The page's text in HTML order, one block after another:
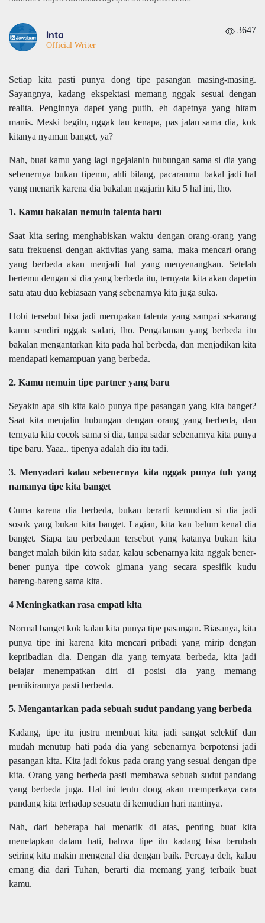
Inta
Official Writer
3647
Setiap kita pasti punya dong tipe pasangan masing-masing.
Sayangnya, kadang ekspektasi memang nggak sesuai dengan
realita. Penginnya dapet yang putih, eh dapetnya yang hitam
manis. Meski begitu, nggak tau kenapa, pas jalan sama dia, kok
kitanya nyaman banget, ya?
Nah, buat kamu yang lagi ngejalanin hubungan sama si dia yang
sebenernya bukan tipemu, ahli bilang, pacaranmu bakal jadi hal
yang menarik karena dia bakalan ngajarin kita 5 hal ini, lho.
1. Kamu bakalan nemuin talenta baru
Saat kita sering menghabiskan waktu dengan orang-orang yang
satu frekuensi dengan aktivitas yang sama, maka mencari orang
yang berbeda akan menjadi hal yang menyenangkan. Setelah
bertemu dengan si dia yang berbeda itu, ternyata kita akan dapetin
satu atau dua kebiasaan yang sebenarnya kita juga suka.
Hobi tersebut bisa jadi merupakan talenta yang sampai sekarang
kamu sendiri nggak sadari, lho. Pengalaman yang berbeda itu
bakalan mengantarkan kita pada hal berbeda, dan menjadikan kita
mendapati kemampuan yang berbeda.
2. Kamu nemuin tipe partner yang baru
Seyakin apa sih kita kalo punya tipe pasangan yang kita banget?
Saat kita menjalin hubungan dengan orang yang berbeda, dan
ternyata kita cocok sama si dia, tanpa sadar sebenarnya kita punya
tipe baru. Yaaa.. tipenya adalah dia itu tadi.
3. Menyadari kalau sebenernya kita nggak punya tuh yang
namanya tipe kita banget
Cuma karena dia berbeda, bukan berarti kemudian si dia jadi
sosok yang bukan kita banget. Lagian, kita kan belum kenal dia
banget. Siapa tau perbedaan tersebut yang katanya bukan kita
banget malah bikin kita sadar, kalau sebenarnya kita nggak bener-
bener punya tipe cowok gimana yang secara spesifik kudu
bareng-bareng sama kita.
4 Meningkatkan rasa empati kita
Normal banget kok kalau kita punya tipe pasangan. Biasanya, kita
punya tipe ini karena kita mencari pribadi yang mirip dengan
kepribadian dia. Dengan dia yang ternyata berbeda, kita jadi
belajar menempatkan diri di posisi dia yang memang
pemikirannya pasti berbeda.
5. Mengantarkan pada sebuah sudut pandang yang berbeda
Kadang, tipe itu justru membuat kita jadi sangat selektif dan
mudah menutup hati pada dia yang sebenarnya berpotensi jadi
pasangan kita. Kita jadi fokus pada orang yang sesuai dengan tipe
kita. Orang yang berbeda pasti membawa sebuah sudut pandang
yang berbeda juga. Hal ini tentu dong akan memperkaya cara
pandang kita terhadap sesuatu di kemudian hari nantinya.
Nah, dari beberapa hal menarik di atas, penting buat kita
menetapkan dalam hati, bahwa tipe itu kadang bisa berubah
seiring kita makin mengenal dia dengan baik. Percaya deh, kalau
emang dia dari Tuhan, berarti dia memang yang terbaik buat
kamu.